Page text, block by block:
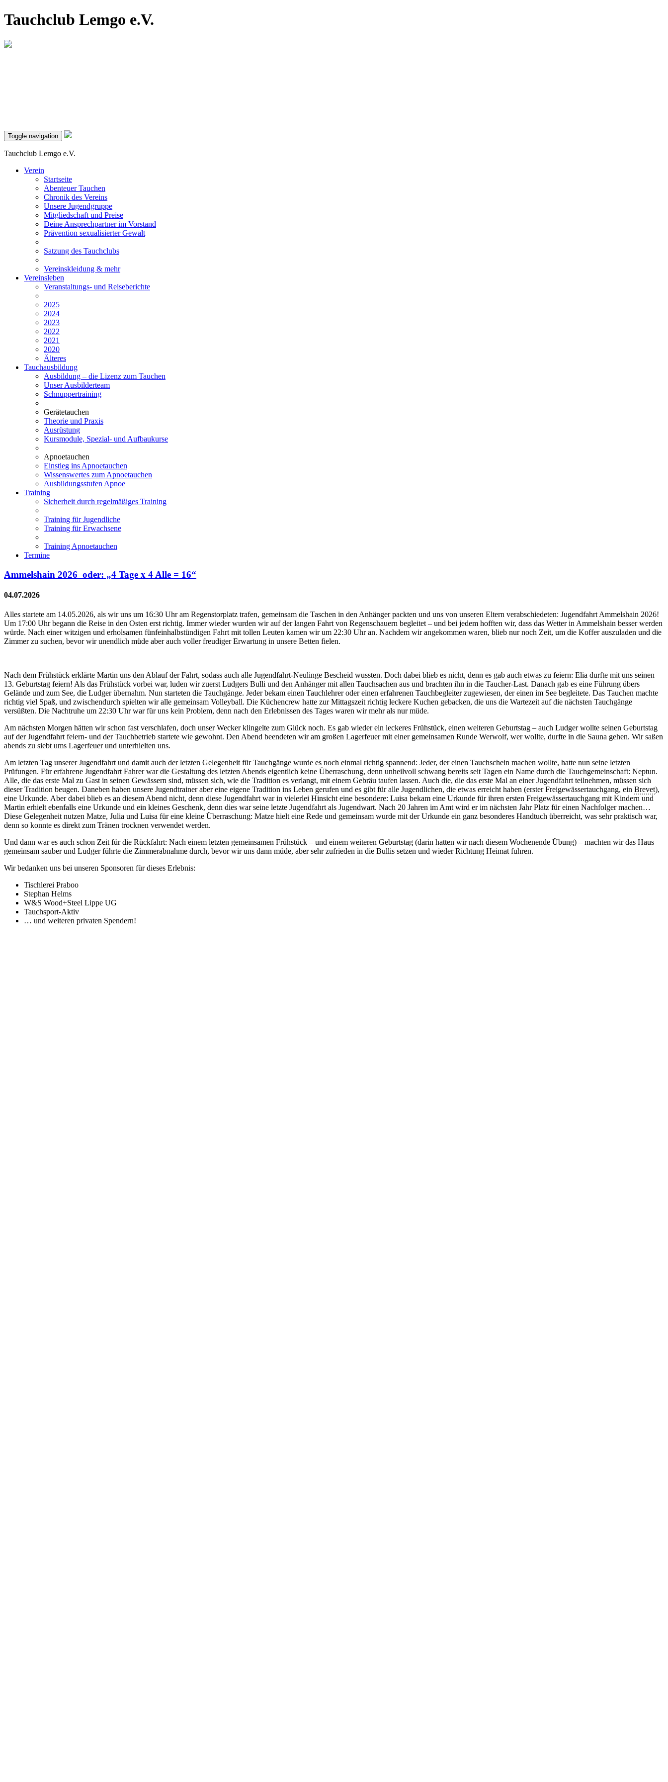
Tauchclub Lemgo e.V.
Toggle navigation
Tauchclub Lemgo e.V.
Verein
Startseite
Abenteuer Tauchen
Chronik des Vereins
Unsere Jugendgruppe
Mitgliedschaft und Preise
Deine Ansprechpartner im Vorstand
Prävention sexualisierter Gewalt
Satzung des Tauchclubs
Vereinskleidung & mehr
Vereinsleben
Veranstaltungs- und Reiseberichte
2025
2024
2023
2022
2021
2020
Älteres
Tauchausbildung
Ausbildung – die Lizenz zum Tauchen
Unser Ausbilderteam
Schnuppertraining
Gerätetauchen
Theorie und Praxis
Ausrüstung
Kursmodule, Spezial- und Aufbaukurse
Apnoetauchen
Einstieg ins Apnoetauchen
Wissenswertes zum Apnoetauchen
Ausbildungsstufen Apnoe
Training
Sicherheit durch regelmäßiges Training
Training für Jugendliche
Training für Erwachsene
Training Apnoetauchen
Termine
Ammelshain 2026 oder: „4 Tage x 4 Alle = 16“
04.07.2026
Alles startete am 14.05.2026, als wir uns um 16:30 Uhr am Regenstorplatz trafen, gemeinsam die Taschen in den Anhänger packten und uns von unseren Eltern verabschiedeten: Jugendfahrt Ammelshain 2026!
Um 17:00 Uhr begann die Reise in den Osten erst richtig. Immer wieder wurden wir auf der langen Fahrt von Regenschauern begleitet – und bei jedem hofften wir, dass das Wetter in Ammelshain besser werden
würde. Nach einer witzigen und erholsamen fünfeinhalbstündigen Fahrt mit tollen Leuten kamen wir um 22:30 Uhr an. Nachdem wir angekommen waren, blieb nur noch Zeit, um die Koffer auszuladen und die
Zimmer zu suchen, bevor wir unendlich müde aber auch voller freudiger Erwartung in unsere Betten fielen.
Nach dem Frühstück erklärte Martin uns den Ablauf der Fahrt, sodass auch alle Jugendfahrt-Neulinge Bescheid wussten. Doch dabei blieb es nicht, denn es gab auch etwas zu feiern: Elia durfte mit uns seinen
13. Geburtstag feiern! Als das Frühstück vorbei war, luden wir zuerst Ludgers Bulli und den Anhänger mit allen Tauchsachen aus und brachten ihn in die Taucher-Last. Danach gab es eine Führung übers
Gelände und zum See, die Ludger übernahm. Nun starteten die Tauchgänge. Jeder bekam einen Tauchlehrer oder einen erfahrenen Tauchbegleiter zugewiesen, der einen im See begleitete. Das Tauchen machte
richtig viel Spaß, und zwischendurch spielten wir alle gemeinsam Volleyball. Die Küchencrew hatte zur Mittagszeit richtig leckere Kuchen gebacken, die uns die Wartezeit auf die nächsten Tauchgänge
versüßten. Die Nachtruhe um 22:30 Uhr war für uns kein Problem, denn nach den Erlebnissen des Tages waren wir mehr als nur müde.
Am nächsten Morgen hätten wir schon fast verschlafen, doch unser Wecker klingelte zum Glück noch. Es gab wieder ein leckeres Frühstück, einen weiteren Geburtstag – auch Ludger wollte seinen Geburtstag
auf der Jugendfahrt feiern- und der Tauchbetrieb startete wie gewohnt. Den Abend beendeten wir am großen Lagerfeuer mit einer gemeinsamen Runde Werwolf, wer wollte, durfte in die Sauna gehen. Wir saßen
abends zu siebt ums Lagerfeuer und unterhielten uns.
Am letzten Tag unserer Jugendfahrt und damit auch der letzten Gelegenheit für Tauchgänge wurde es noch einmal richtig spannend: Jeder, der einen Tauchschein machen wollte, hatte nun seine letzten
Prüfungen. Für erfahrene Jugendfahrt Fahrer war die Gestaltung des letzten Abends eigentlich keine Überraschung, denn unheilvoll schwang bereits seit Tagen ein Name durch die Tauchgemeinschaft: Neptun.
Alle, die das erste Mal zu Gast in seinen Gewässern sind, müssen sich, wie die Tradition es verlangt, mit einem Gebräu taufen lassen. Auch die, die das erste Mal an einer Jugendfahrt teilnehmen, müssen sich
dieser Tradition beugen. Daneben haben unsere Jugendtrainer aber eine eigene Tradition ins Leben gerufen und es gibt für alle Jugendlichen, die etwas erreicht haben (erster Freigewässertauchgang, ein Brevet),
eine Urkunde. Aber dabei blieb es an diesem Abend nicht, denn diese Jugendfahrt war in vielerlei Hinsicht eine besondere: Luisa bekam eine Urkunde für ihren ersten Freigewässertauchgang mit Kindern und
Martin erhielt ebenfalls eine Urkunde und ein kleines Geschenk, denn dies war seine letzte Jugendfahrt als Jugendwart. Nach 20 Jahren im Amt wird er im nächsten Jahr Platz für einen Nachfolger machen…
Diese Gelegenheit nutzen Matze, Julia und Luisa für eine kleine Überraschung: Matze hielt eine Rede und gemeinsam wurde mit der Urkunde ein ganz besonderes Handtuch überreicht, was sehr praktisch war,
denn so konnte es direkt zum Tränen trocknen verwendet werden.
Und dann war es auch schon Zeit für die Rückfahrt: Nach einem letzten gemeinsamen Frühstück – und einem weiteren Geburtstag (darin hatten wir nach diesem Wochenende Übung) – machten wir das Haus
gemeinsam sauber und Ludger führte die Zimmerabnahme durch, bevor wir uns dann müde, aber sehr zufrieden in die Bullis setzen und wieder Richtung Heimat fuhren.
Wir bedanken uns bei unseren Sponsoren für dieses Erlebnis:
Tischlerei Praboo
Stephan Helms
W&S Wood+Steel Lippe UG
Tauchsport-Aktiv
… und weiteren privaten Spendern!